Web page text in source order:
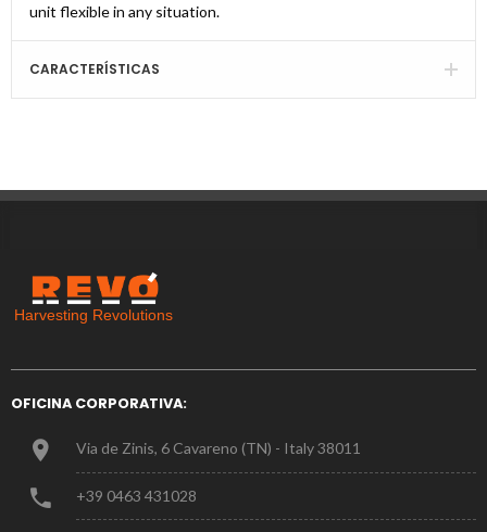
unit flexible in any situation.
CARACTERÍSTICAS
OFICINA CORPORATIVA:
Via de Zinis, 6 Cavareno (TN) - Italy 38011
+39 0463 431028